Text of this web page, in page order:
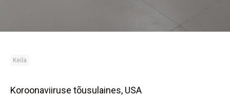
Keila
Koroonaviiruse tõusulaines, USA